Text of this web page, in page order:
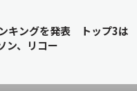
キングを発表 トップ3は
ン、リコー